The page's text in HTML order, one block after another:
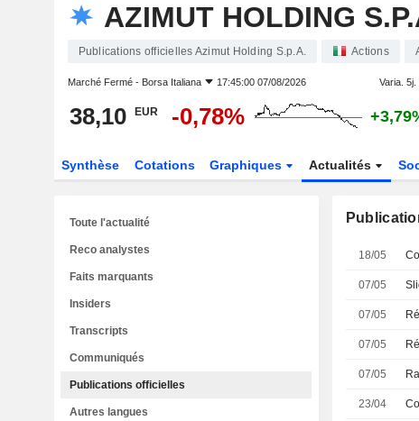
AZIMUT HOLDING
Publications officielles Azimut Holding S.p.A. Actions
Marché Fermé - Borsa Italiana 17:45:00 07/08/2026 Varia. 5j.
38,10 EUR -0,78%
Synthèse Cotations Graphiques Actualités
18/05
07/05
07/05
07/05
07/05
23/04
Toute l'actualité
Reco analystes
Faits marquants
Insiders
Transcripts
Communiqués
Publications officielles
Autres langues